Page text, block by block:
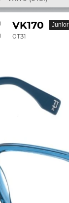
VK170
0T31
Junior